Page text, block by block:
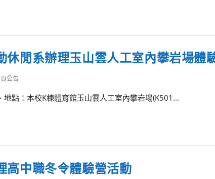
閒系辦理玉山雲人工室內攀岩場體
公告
點：本校K棟體育館玉山雲人工室內攀岩場(K501...
高中職冬令體驗營活動